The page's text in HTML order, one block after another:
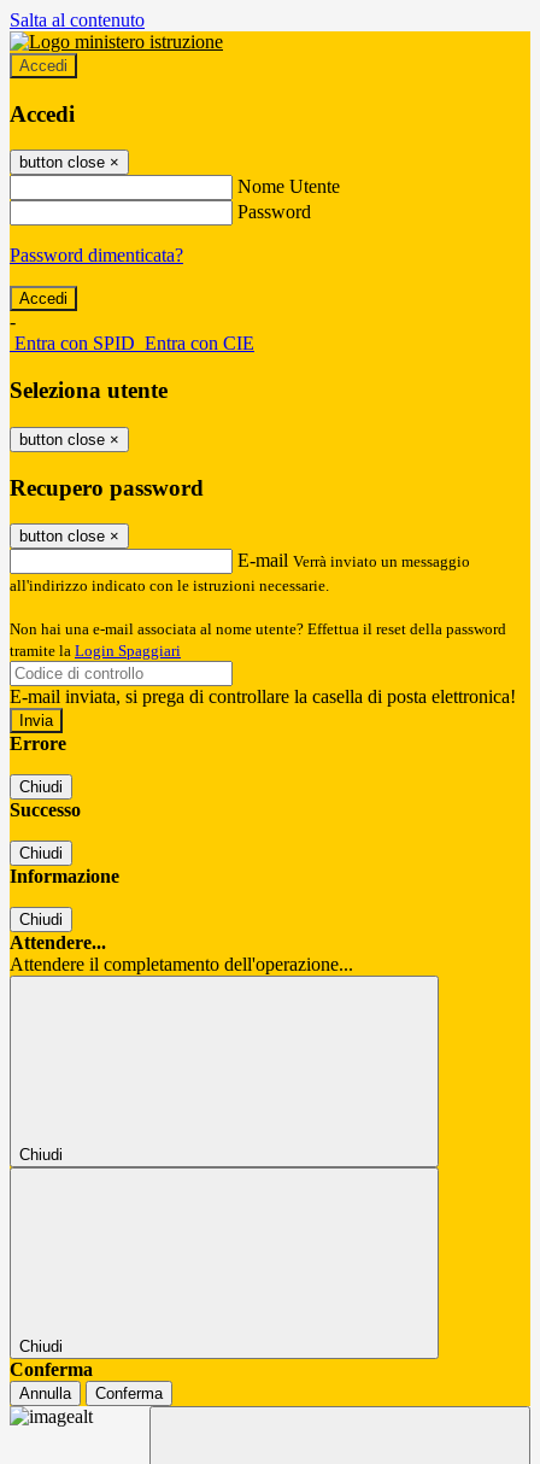
Salta al contenuto
Accedi
Accedi
button close ×
Nome Utente
Password
Password dimenticata?
-
Entra con SPID Entra con CIE
Seleziona utente
button close ×
Recupero password
button close ×
E-mail Verrà inviato un messaggio
all'indirizzo indicato con le istruzioni necessarie.
Non hai una e-mail associata al nome utente? Effettua il reset della password
tramite la Login Spaggiari
E-mail inviata, si prega di controllare la casella di posta elettronica!
Errore
Chiudi
Successo
Chiudi
Informazione
Chiudi
Attendere...
Attendere il completamento dell'operazione...
Chiudi
Chiudi
Conferma
Annulla Conferma